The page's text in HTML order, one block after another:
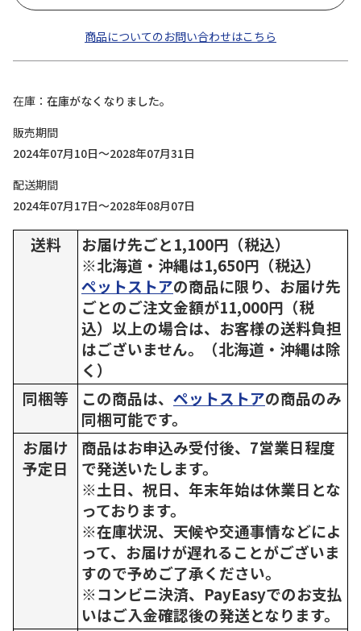
商品についてのお問い合わせはこちら
在庫
在庫がなくなりました。
販売期間
2024年07月10日～2028年07月31日
配送期間
2024年07月17日～2028年08月07日
送料
お届け先ごと1,100円（税込）
※北海道・沖縄は1,650円（税込）
ペットストアの商品に限り、お届け先
ごとのご注文金額が11,000円（税
込）以上の場合は、お客様の送料負担
はございません。（北海道・沖縄は除
く）
同梱等
この商品は、 ペットストアの商品のみ
同梱可能です。
お届け
予定日
商品はお申込み受付後、7営業日程度
で発送いたします。
※土日、祝日、年末年始は休業日とな
っております。
※在庫状況、天候や交通事情などによ
って、お届けが遅れることがございま
すので予めご了承ください。
※コンビニ決済、PayEasyでのお支払
いはご入金確認後の発送となります。